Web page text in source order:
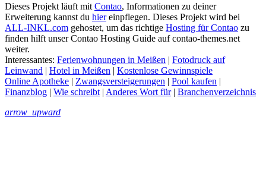
Dieses Projekt läuft mit Contao, Informationen zu deiner
Erweiterung kannst du hiereinpflegen. Dieses Projekt wird bei
ALL-INKL.com gehostet, um das richtige Hosting für Contao zu
finden hilft unser Contao Hosting Guide auf contao-themes.net
weiter.
Interessantes: Ferienwohnungen in Meißen | Fotodruck auf
Leinwand | Hotel in Meißen | Kostenlose Gewinnspiele
Online Apotheke | Zwangsversteigerungen | Pool kaufen |
Finanzblog | Wie schreibt | Anderes Wort für| Branchenverzeichnis
arrow_upward